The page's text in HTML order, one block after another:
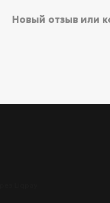
Новый отзыв или